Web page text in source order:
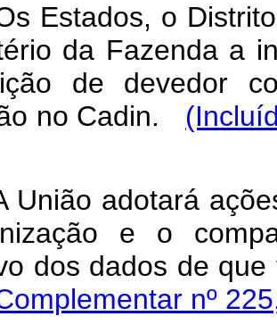
Estados, o
da Fazenda a
de devedor
no Cadin.
União adotará
e o
dos dados de
nº